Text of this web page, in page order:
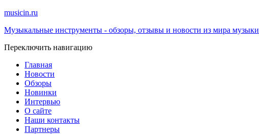
musicin.ru
Музыкальные инструменты - обзоры, отзывы и новости из мира музыки
Переключить навигацию
Главная
Новости
Обзоры
Новинки
Интервью
О сайте
Наши контакты
Партнеры